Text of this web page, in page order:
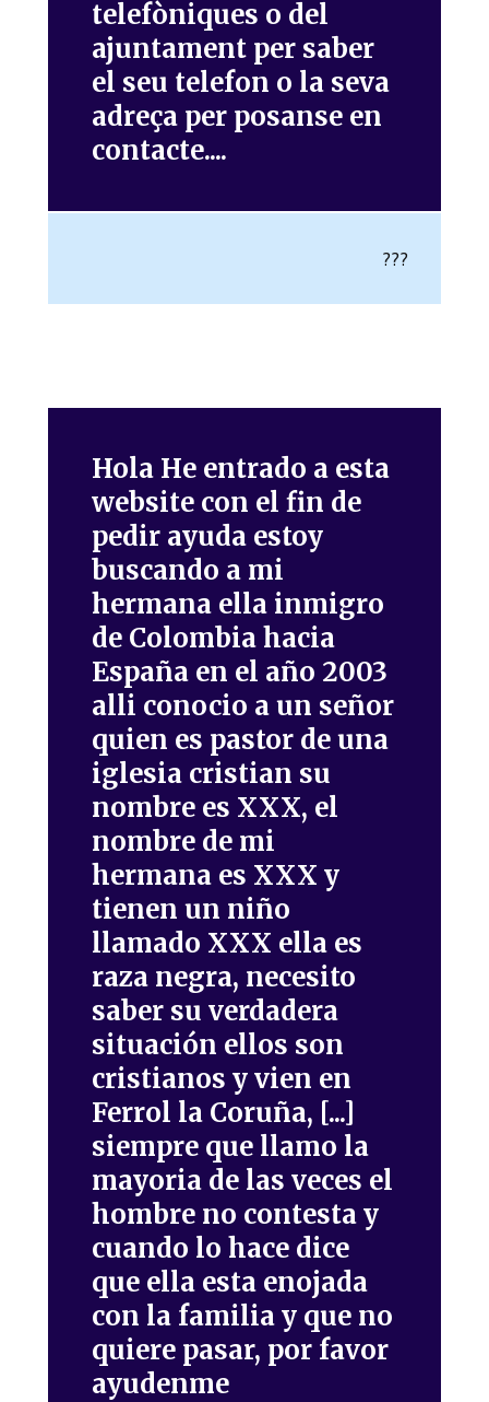
telefòniques o del
ajuntament per saber
el seu telefon o la seva
adreça per posanse en
contacte....
???
Hola He entrado a esta
website con el fin de
pedir ayuda estoy
buscando a mi
hermana ella inmigro
de Colombia hacia
España en el año 2003
alli conocio a un señor
quien es pastor de una
iglesia cristian su
nombre es XXX, el
nombre de mi
hermana es XXX y
tienen un niño
llamado XXX ella es
raza negra, necesito
saber su verdadera
situación ellos son
cristianos y vien en
Ferrol la Coruña, [...]
siempre que llamo la
mayoria de las veces el
hombre no contesta y
cuando lo hace dice
que ella esta enojada
con la familia y que no
quiere pasar, por favor
ayudenme